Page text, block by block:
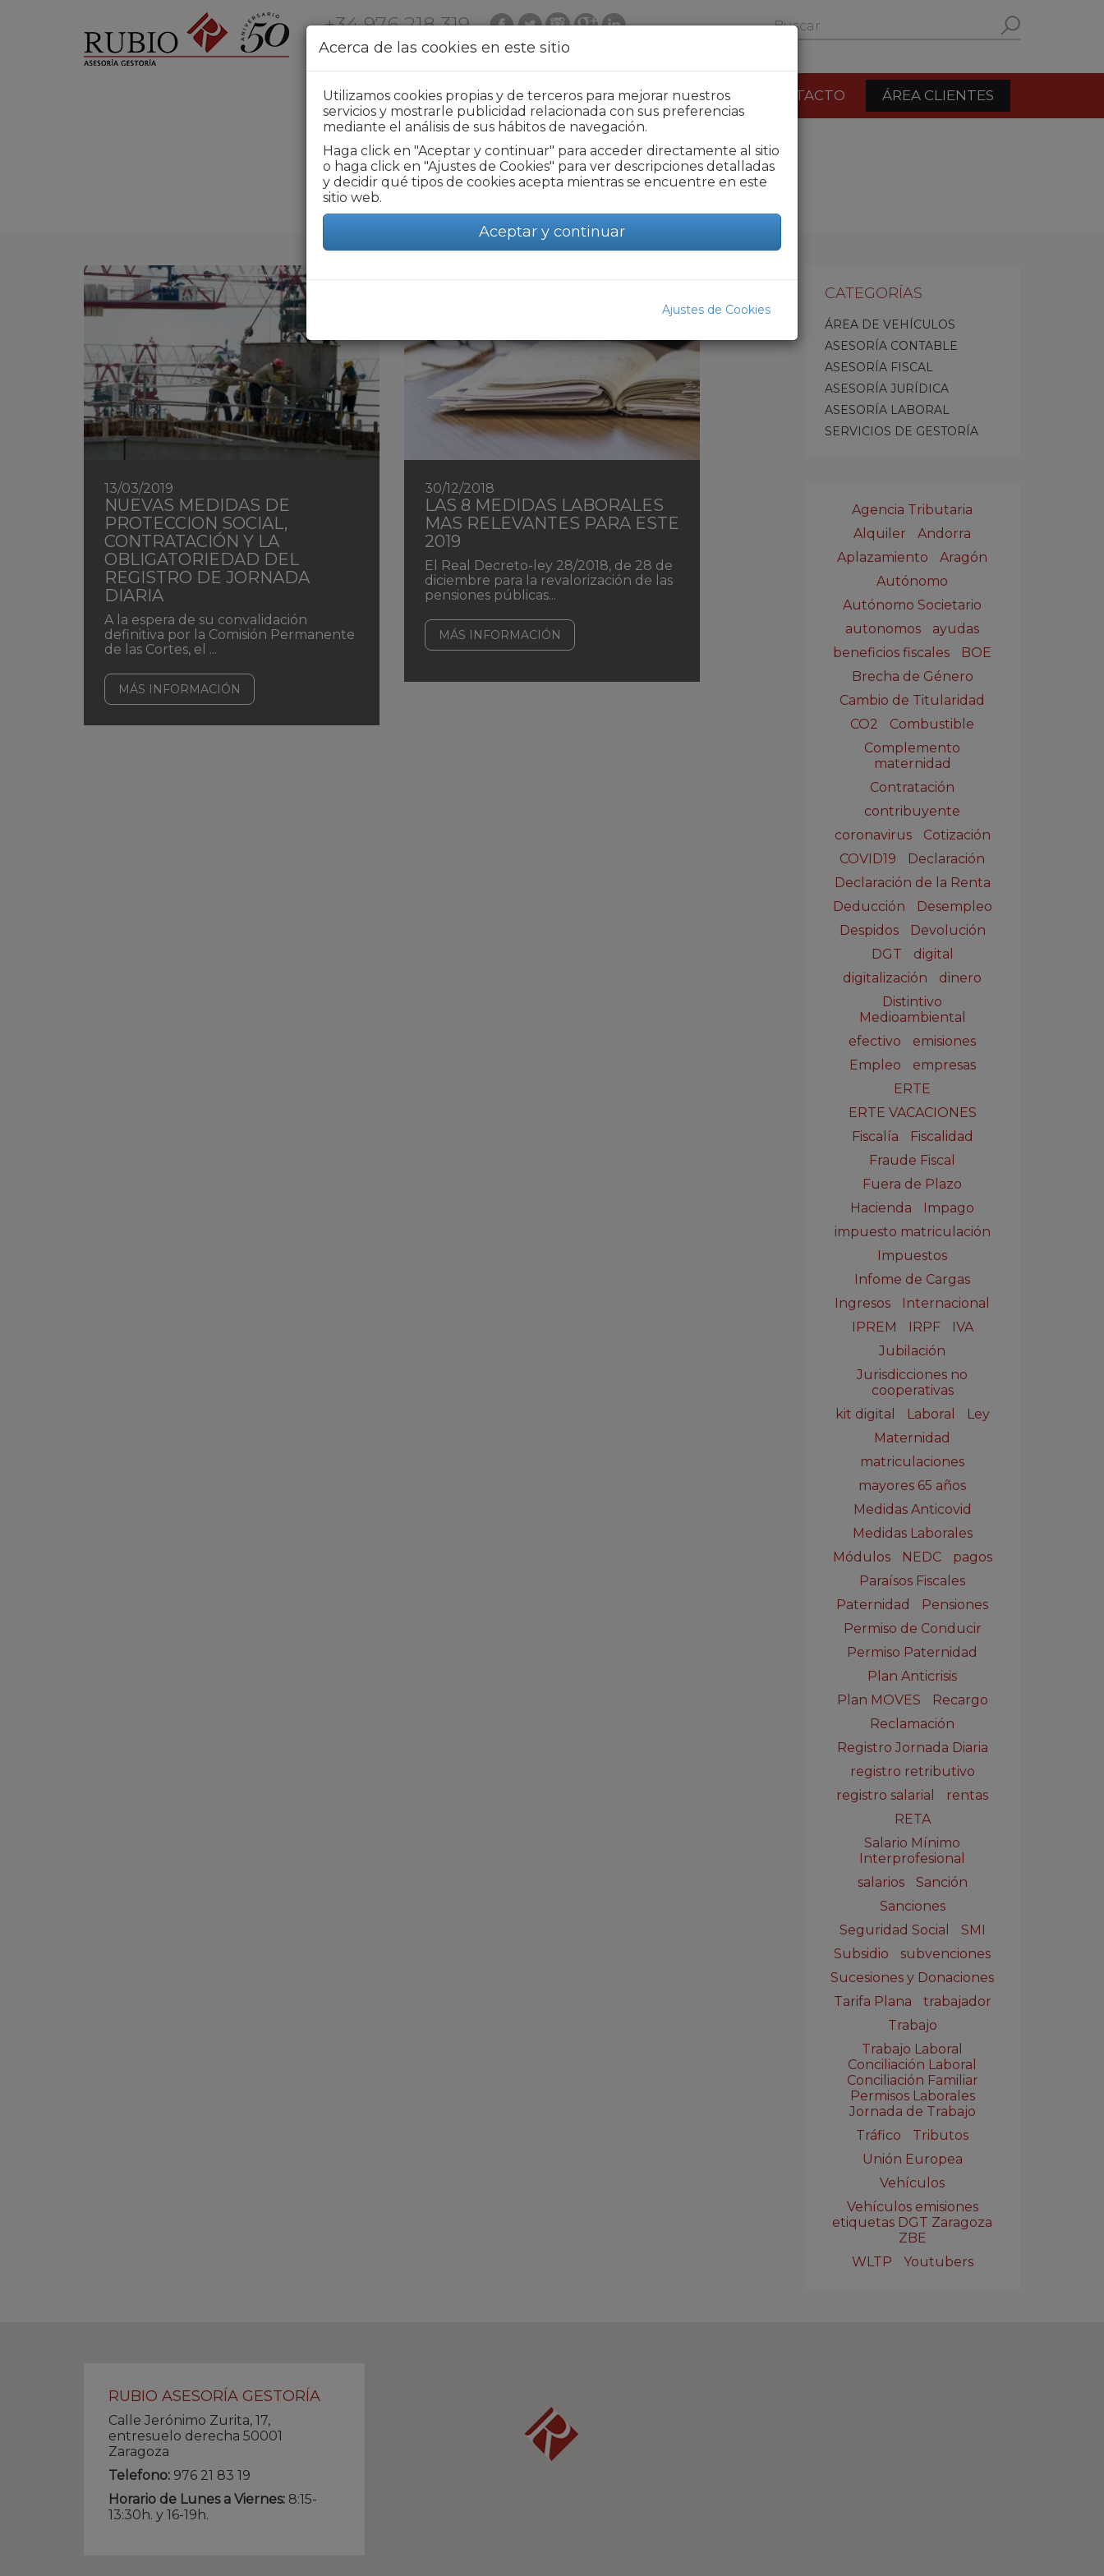
+34 976 218 319 Formulario de
búsqueda
SERVICIOS QUIÉNES SOMOS ACTUALIDAD CONTACTO ÁREA CLIENTES
DESEMPLEO
13/03/2019
NUEVAS MEDIDAS DE
PROTECCION SOCIAL,
CONTRATACIÓN Y LA
OBLIGATORIEDAD DEL
REGISTRO DE JORNADA
DIARIA
A la espera de su convalidación
definitiva por la Comisión Permanente
de las Cortes, el ...
MÁS INFORMACIÓN
30/12/2018
LAS 8 MEDIDAS LABORALES
MAS RELEVANTES PARA ESTE
2019
El Real Decreto-ley 28/2018, de 28 de
diciembre para la revalorización de las
pensiones públicas...
MÁS INFORMACIÓN
CATEGORÍAS
ÁREA DE VEHÍCULOS
ASESORÍA CONTABLE
ASESORÍA FISCAL
ASESORÍA JURÍDICA
ASESORÍA LABORAL
SERVICIOS DE GESTORÍA
Agencia Tributaria
Alquiler
Andorra
Aplazamiento
Aragón
Autónomo
Autónomo Societario
autonomos
ayudas
beneficios fiscales
BOE
Brecha de Género
Cambio de Titularidad
CO2
Combustible
Complemento
maternidad
Contratación
contribuyente
coronavirus
Cotización
COVID19
Declaración
Declaración de la Renta
Deducción
Desempleo
Despidos
Devolución
DGT
digital
digitalización
dinero
Distintivo
Medioambiental
efectivo
emisiones
Empleo
empresas
ERTE
ERTE VACACIONES
Fiscalía
Fiscalidad
Fraude Fiscal
Fuera de Plazo
Hacienda
Impago
impuesto matriculación
Impuestos
Infome de Cargas
Ingresos
Internacional
IPREM
IRPF
IVA
Jubilación
Jurisdicciones no
cooperativas
kit digital
Laboral
Ley
Maternidad
matriculaciones
mayores 65 años
Medidas Anticovid
Medidas Laborales
Módulos
NEDC
pagos
Paraísos Fiscales
Paternidad
Pensiones
Permiso de Conducir
Permiso Paternidad
Plan Anticrisis
Plan MOVES
Recargo
Reclamación
Registro Jornada Diaria
registro retributivo
registro salarial
rentas
RETA
Salario Mínimo
Interprofesional
salarios
Sanción
Sanciones
Seguridad Social
SMI
Subsidio
subvenciones
Sucesiones y Donaciones
Tarifa Plana
trabajador
Trabajo
Trabajo Laboral
Conciliación Laboral
Conciliación Familiar
Permisos Laborales
Jornada de Trabajo
Tráfico
Tributos
Unión Europea
Vehículos
Vehículos emisiones
etiquetas DGT Zaragoza
ZBE
WLTP
Youtubers
RUBIO ASESORÍA GESTORÍA
Calle Jerónimo Zurita, 17,
entresuelo derecha 50001
Zaragoza
Telefono: 976 21 83 19
Horario de Lunes a Viernes: 8:15-
13:30h. y 16-19h.
Acerca de las cookies en este sitio
Utilizamos cookies propias y de terceros para mejorar nuestros
servicios y mostrarle publicidad relacionada con sus preferencias
mediante el análisis de sus hábitos de navegación.
Haga click en "Aceptar y continuar" para acceder directamente al sitio
o haga click en "Ajustes de Cookies" para ver descripciones detalladas
y decidir qué tipos de cookies acepta mientras se encuentre en este
sitio web.
Aceptar y continuar
Ajustes de Cookies